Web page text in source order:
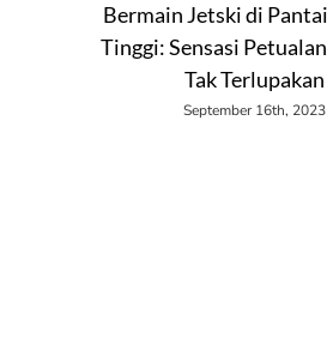
Bermain Jetski di
Tinggi: Sensasi
Tak Terlupakan
September 16th, 2023